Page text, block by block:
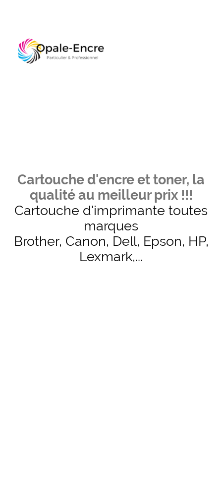
Cartouche d'encre et toner, la
qualité au meilleur prix !!!
Cartouche d'imprimante toutes
marques
Brother, Canon, Dell, Epson, HP,
Lexmark,...